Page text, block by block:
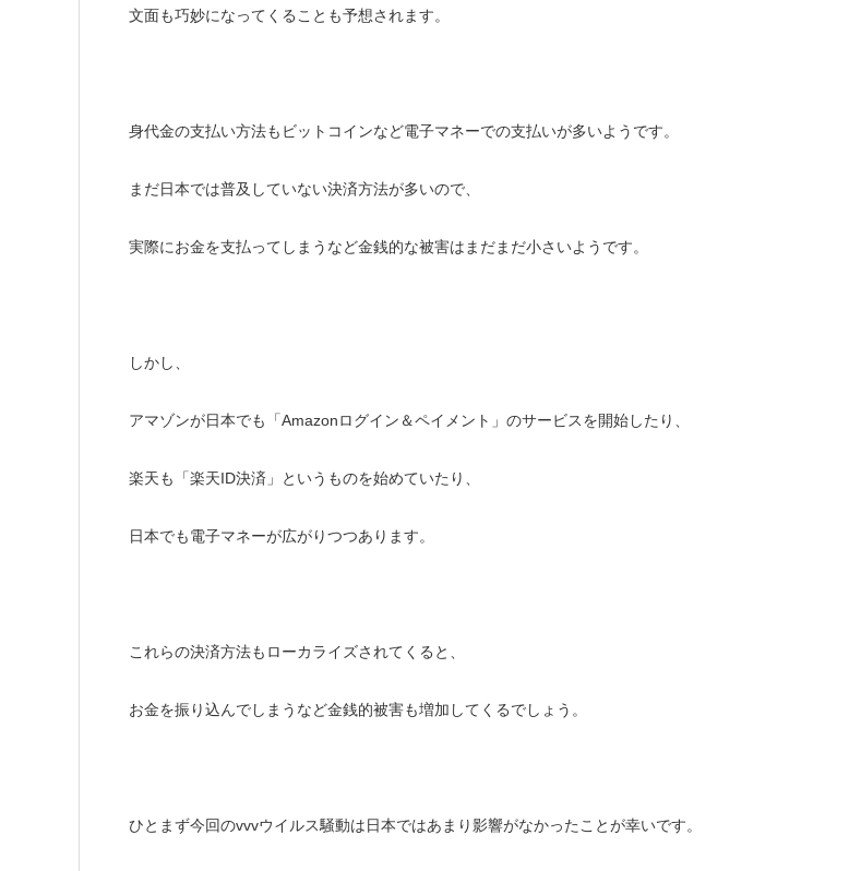
文面も巧妙になってくることも予想されます。
身代金の支払い方法もビットコインなど電子マネーでの支払いが多いようです。
まだ日本では普及していない決済方法が多いので、
実際にお金を支払ってしまうなど金銭的な被害はまだまだ小さいようです。
しかし、
アマゾンが日本でも「Amazonログイン＆ペイメント」のサービスを開始したり、
楽天も「楽天ID決済」というものを始めていたり、
日本でも電子マネーが広がりつつあります。
これらの決済方法もローカライズされてくると、
お金を振り込んでしまうなど金銭的被害も増加してくるでしょう。
ひとまず今回のvvvウイルス騒動は日本ではあまり影響がなかったことが幸いです。